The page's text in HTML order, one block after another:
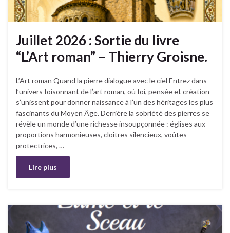
Juillet 2026 : Sortie du livre
“L’Art roman” – Thierry Groisne.
L’Art roman Quand la pierre dialogue avec le ciel Entrez dans
l’univers foisonnant de l’art roman, où foi, pensée et création
s’unissent pour donner naissance à l’un des héritages les plus
fascinants du Moyen Âge. Derrière la sobriété des pierres se
révèle un monde d’une richesse insoupçonnée : églises aux
proportions harmonieuses, cloîtres silencieux, voûtes
protectrices, …
Lire plus